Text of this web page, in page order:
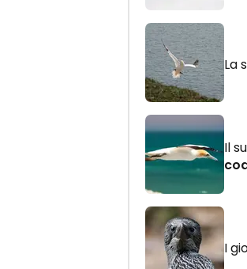
La
Il
I